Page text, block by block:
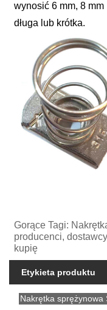
wynosić 6 mm, 8
długa lub krótka.
Gorące Tagi:
producenci,
kupię
Etykieta produktu
Nakrętka sprężynowa